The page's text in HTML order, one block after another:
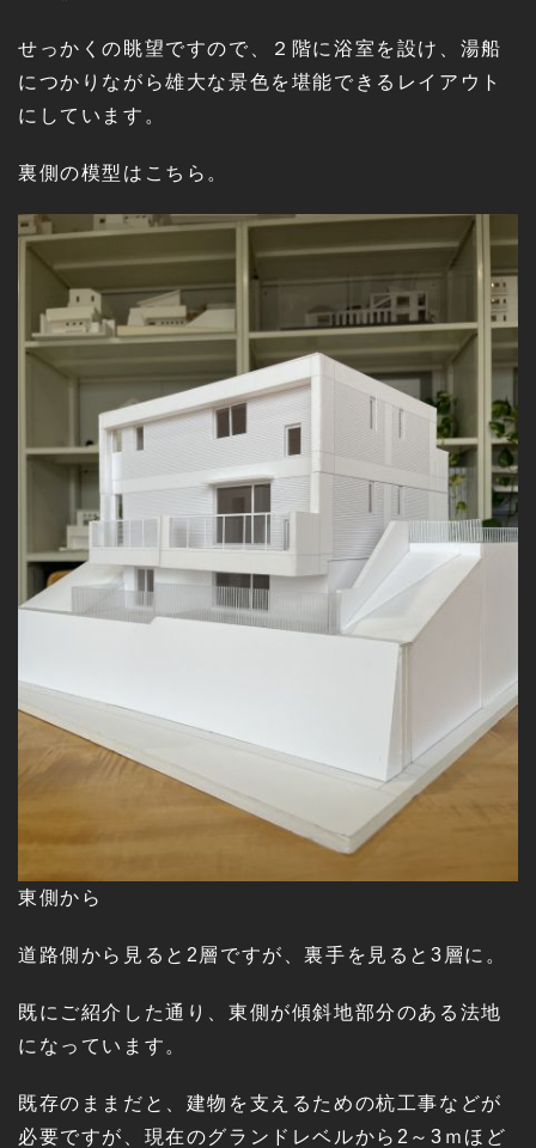
せっかくの眺望ですので、２階に浴室を設け、湯船
につかりながら雄大な景色を堪能できるレイアウト
にしています。
裏側の模型はこちら。
東側から
道路側から見ると2層ですが、裏手を見ると3層に。
既にご紹介した通り、東側が傾斜地部分のある法地
になっています。
既存のままだと、建物を支えるための杭工事などが
必要ですが、現在のグランドレベルから2～3ｍほど